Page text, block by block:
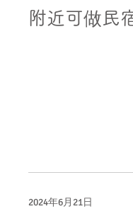
附近可做民
2024年6月21日